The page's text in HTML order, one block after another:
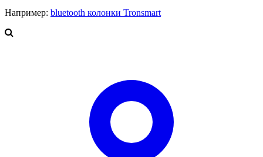
Например: bluetooth колонки Tronsmart